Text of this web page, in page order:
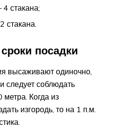
4 стакана;
стакана.
посадки
высаживают одиночно,
следует соблюдать
метра. Когда из
изгородь, то на 1 п.м.